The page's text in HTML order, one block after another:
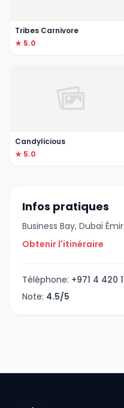
Tribes Carnivore
★ 5.0
Candylicious
★ 5.0
Infos pratiques
Business Bay, Dubaï
Obtenir l'itinéraire
Téléphone: +971 4 420
Note: 4.5/5